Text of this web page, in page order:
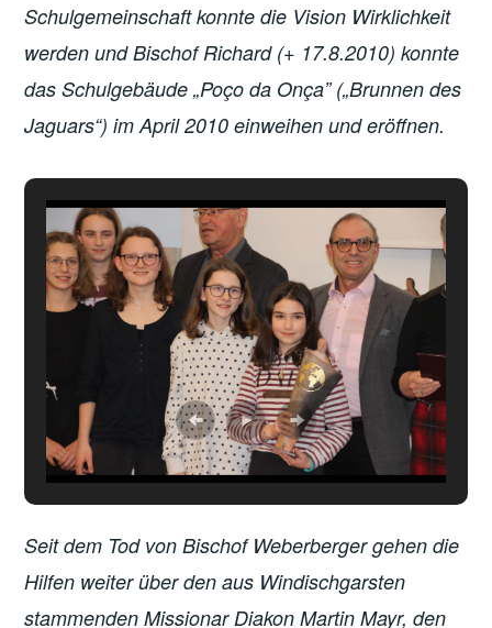
Schulgemeinschaft konnte die Vision Wirklichkeit
werden und Bischof Richard (+ 17.8.2010) konnte
das Schulgebäude „Poço da Onça” („Brunnen des
Jaguars“) im April 2010 einweihen und eröffnen.
Seit dem Tod von Bischof Weberberger gehen die
Hilfen weiter über den aus Windischgarsten
stammenden Missionar Diakon Martin Mayr, den